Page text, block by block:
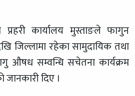
कार्यालय मुस्ताङले फागुन
जिल्लामा रहेका सामुदायिक तथा
औषध सम्वन्धि सचेतना कार्यक्रम
जानकारी दिए ।